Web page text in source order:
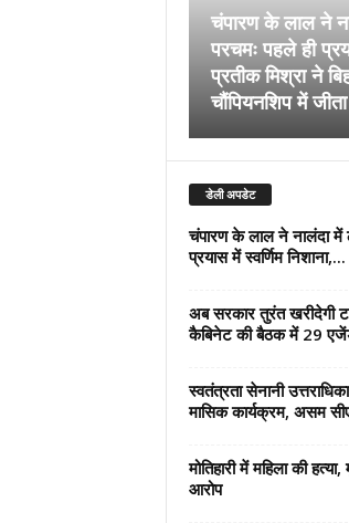
चंपारण के लाल ने
परचमः पहले ही
प्रतीक मिश्रा ने
चौंपियनशिप में
डेली अपडेट
चंपारण के लाल ने नालंदा में
प्रयास में स्वर्णिम निशाना,...
अब सरकार तुरंत खरीदेगी
कैबिनेट की बैठक में 29
स्वतंत्रता सेनानी
मासिक कार्यक्रम, असम
मोतिहारी में महिला की
आरोप